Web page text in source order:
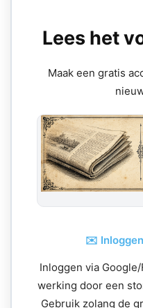
Lees het
Maak een gratis
✉️
Inloggen via
werking door een
Gebruik zolang de